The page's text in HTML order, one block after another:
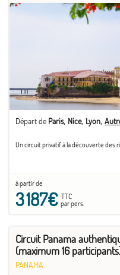
Départ de Paris Nice Lyon
Un circuit privatif à la découverte des
à partir de
3 187€TTC
par pers.
Circuit Panama
(maximum 16
PANAMA